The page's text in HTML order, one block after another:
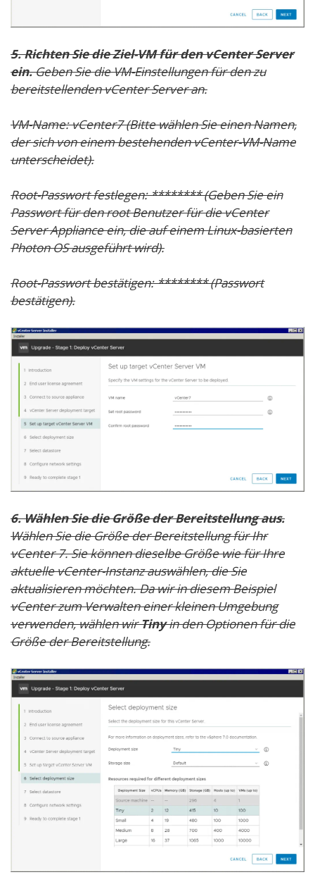
5. Richten Sie die Ziel-VM für den vCenter Server
ein.Geben Sie die VM-Einstellungen für den zu
bereitstellenden vCenter Server an.
VM-Name:vCenter7(Bitte wählen Sie einen Namen,
der sich von einem bestehenden vCenter-VM-Name
unterscheidet).
Root-Passwort festlegen: ******** (Geben Sie ein
Passwort für denrootBenutzer für die vCenter
Server Appliance ein, die auf einem Linux-basierten
Photon OS ausgeführt wird).
Root-Passwort bestätigen: ******** (Passwort
bestätigen).
6. Wählen Sie die Größe der Bereitstellung aus.
Wählen Sie die Größe der Bereitstellung für Ihr
vCenter 7. Sie können dieselbe Größe wie für Ihre
aktuelle vCenter-Instanz auswählen, die Sie
aktualisieren möchten. Da wir in diesem Beispiel
vCenter zum Verwalten einer kleinen Umgebung
verwenden, wählen wirTinyin den Optionen für die
Größe der Bereitstellung.